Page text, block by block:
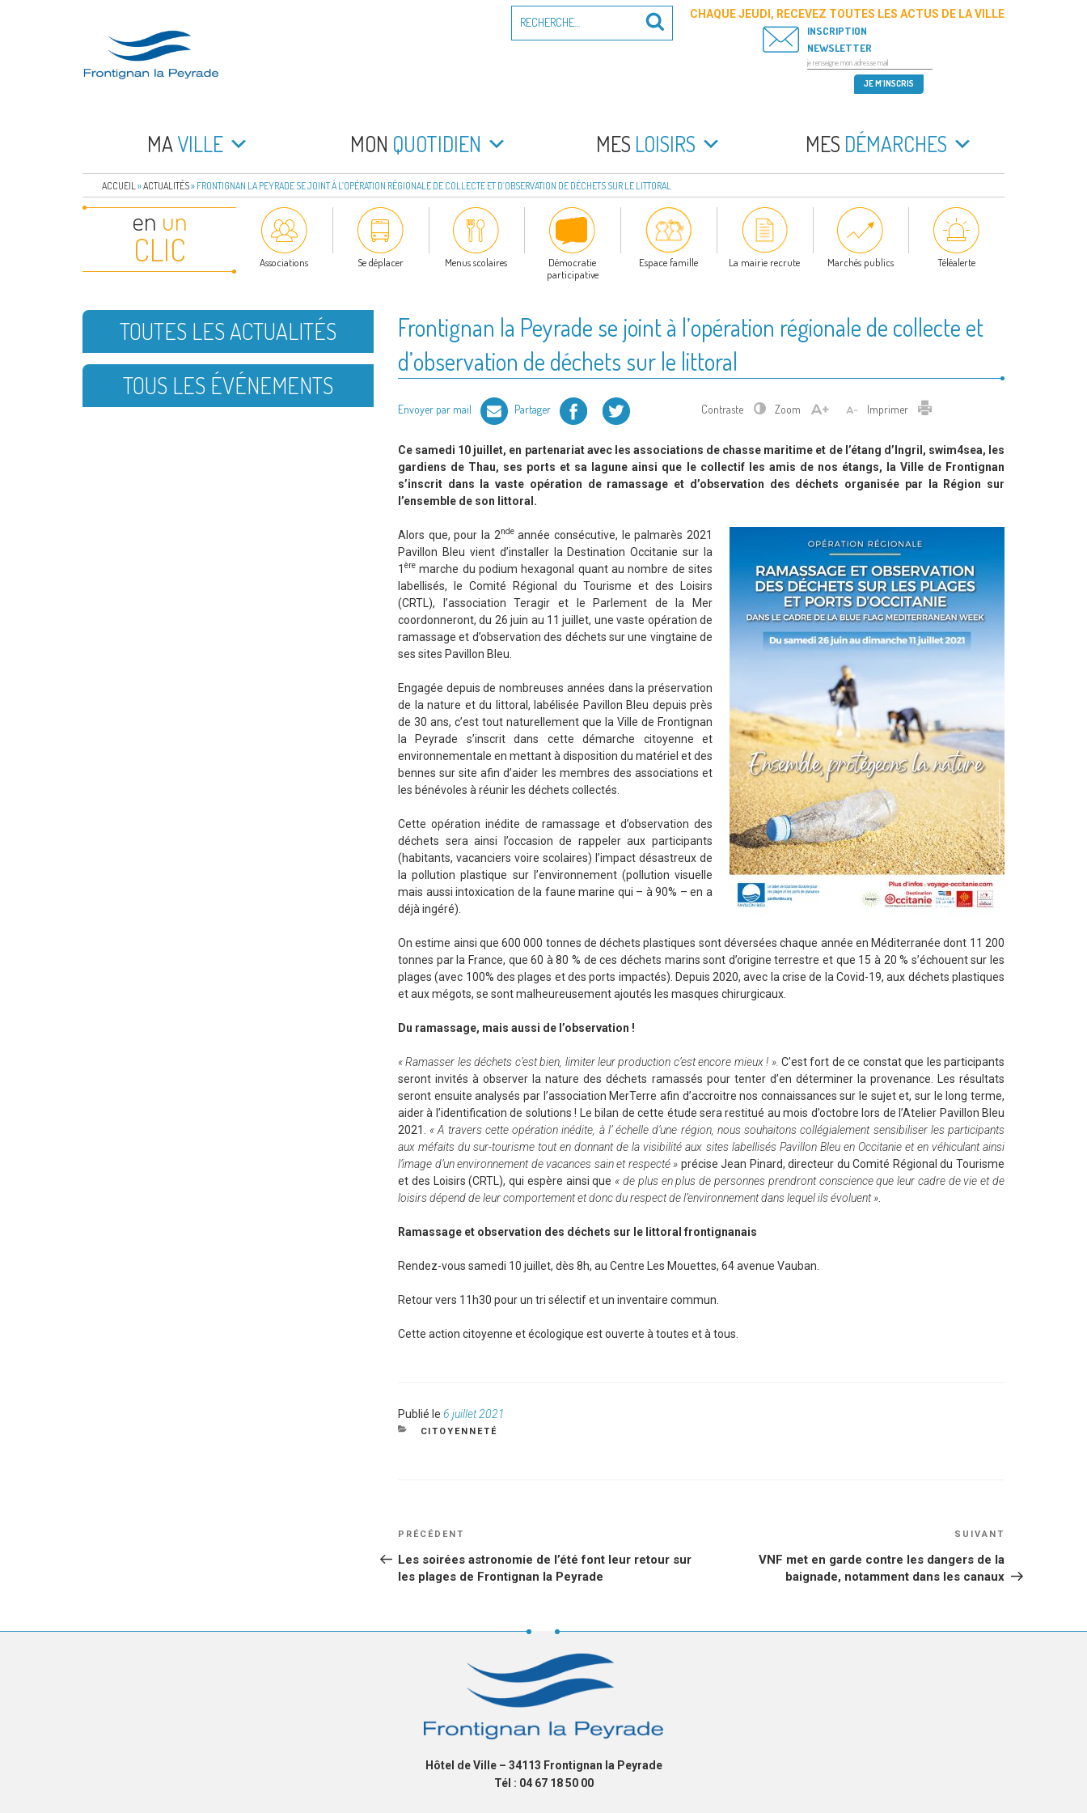
FRONTIGNAN LA PEYRADE
pour
Recherche
CHAQUE JEUDI, RECEVEZ TOUTES LES ACTUS DE LA VILLE
INSCRIPTION
NEWSLETTER
MAVILLE MON QUOTIDIEN MES LOISIRS MES DÉMARCHES
ACCUEIL »ACTUALITÉS» FRONTIGNAN LA PEYRADE SE JOINT À L’OPÉRATION RÉGIONALE DE COLLECTE ET D’OBSERVATION DE DÉCHETS SUR LE LITTORAL
en un
CLIC Associations Se déplacer Menus scolaires
Démocratie
participative
Espace famille La mairie recrute Marchés publics Téléalerte
Frontignan la Peyrade se joint à l’opération régionale de collecte et
d’observation de déchets sur le littoral
Envoyer par mail Partager Facebook Twitter Contraste Zoom Imprimer Imprimer
Ce samedi 10 juillet, en partenariat avec les associations de chasse maritime et de l’étang d’Ingril, swim4sea, les
gardiens de Thau, ses ports et sa lagune ainsi que le collectif les amis de nos étangs, la Ville de Frontignan
s’inscrit dans la vaste opération de ramassage et d’observation des déchets organisée par la Région sur
l’ensemble de son littoral.
Alors que, pour la 2ndeannée consécutive, le palmarès 2021
Pavillon Bleu vient d’installer la Destination Occitanie sur la
1 ère marche du podium hexagonal quant au nombre de sites
labellisés, le Comité Régional du Tourisme et des Loisirs
(CRTL), l’association Teragir et le Parlement de la Mer
coordonneront, du 26 juin au 11 juillet, une vaste opération de
ramassage et d’observation des déchets sur une vingtaine de
ses sites Pavillon Bleu.
Engagée depuis de nombreuses années dans la préservation
de la nature et du littoral, labélisée Pavillon Bleu depuis près
de 30 ans, c’est tout naturellement que la Ville de Frontignan
la Peyrade s’inscrit dans cette démarche citoyenne et
environnementale en mettant à disposition du matériel et des
bennes sur site afin d’aider les membres des associations et
les bénévoles à réunir les déchets collectés.
Cette opération inédite de ramassage et d’observation des
déchets sera ainsi l’occasion de rappeler aux participants
(habitants, vacanciers voire scolaires) l’impact désastreux de
la pollution plastique sur l’environnement (pollution visuelle
mais aussi intoxication de la faune marine qui – à 90% – en a
déjà ingéré).
On estime ainsi que 600 000 tonnes de déchets plastiques sont déversées chaque année en Méditerranée dont 11 200
tonnes par la France, que 60 à 80 % de ces déchets marins sont d’origine terrestre et que 15 à 20 % s’échouent sur les
plages (avec 100% des plages et des ports impactés). Depuis 2020, avec la crise de la Covid-19, aux déchets plastiques
et aux mégots, se sont malheureusement ajoutés les masques chirurgicaux.
Du ramassage, mais aussi de l’observation !
« Ramasser les déchets c’est bien, limiter leur production c’est encore mieux ! ». C’est fort de ce constat que les participants
seront invités à observer la nature des déchets ramassés pour tenter d’en déterminer la provenance. Les résultats
seront ensuite analysés par l’association MerTerre afin d’accroitre nos connaissances sur le sujet et, sur le long terme,
aider à l’identification de solutions ! Le bilan de cette étude sera restitué au mois d’octobre lors de l’Atelier Pavillon Bleu
2021. « A travers cette opération inédite, à l’ échelle d’une région, nous souhaitons collégialement sensibiliser les participants
aux méfaits du sur-tourisme tout en donnant de la visibilité aux sites labellisés Pavillon Bleu en Occitanie et en véhiculant ainsi
l’image d’un environnement de vacances sain et respecté » précise Jean Pinard, directeur du Comité Régional du Tourisme
et des Loisirs (CRTL), qui espère ainsi que « de plus en plus de personnes prendront conscience que leur cadre de vie et de
loisirs dépend de leur comportement et donc du respect de l’environnement dans lequel ils évoluent »
Ramassage et observation des déchets sur le littoral frontignanais
Rendez-vous samedi 10 juillet, dès 8h, au Centre Les Mouettes, 64 avenue Vauban.
Retour vers 11h30 pour un tri sélectif et un inventaire commun.
Cette action citoyenne et écologique est ouverte à toutes et à tous.
Publié le Publié
le
6 juillet 2021
CATÉGORIES
CITOYENNETÉ
NAVIGATION
DE
L’ARTICLE
Article
PRÉCÉDENT
Les soirées astronomie de l’été font leur retour sur
les plages de Frontignan la Peyrade
SUIVANT
VNF met en garde contre les dangers de la
baignade, notamment dans les canaux
TOUTES LES ACTUALITÉS
TOUS LES ÉVÉNEMENTS
Hôtel de Ville – 34113 Frontignan la Peyrade
Tél : 04 67 18 50 00